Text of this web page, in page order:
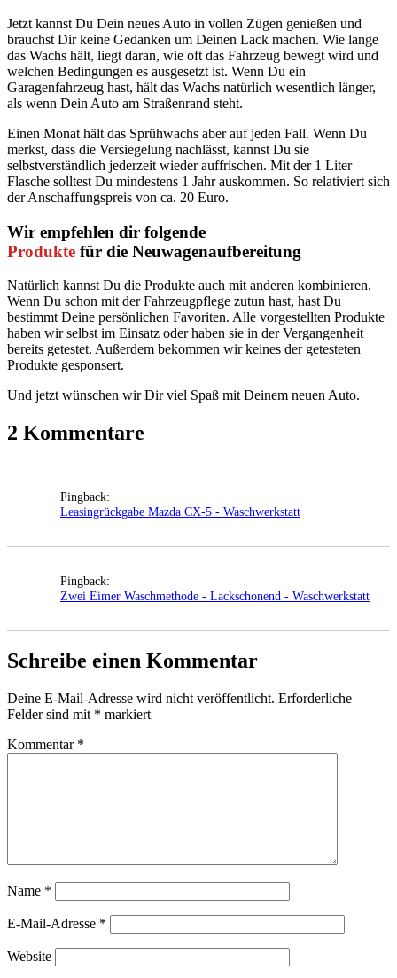
Jetzt kannst Du Dein neues Auto in vollen Zügen genießen und
brauchst Dir keine Gedanken um Deinen Lack machen. Wie lange
das Wachs hält, liegt daran, wie oft das Fahrzeug bewegt wird und
welchen Bedingungen es ausgesetzt ist. Wenn Du ein
Garagenfahrzeug hast, hält das Wachs natürlich wesentlich länger,
als wenn Dein Auto am Straßenrand steht.
Einen Monat hält das Sprühwachs aber auf jeden Fall. Wenn Du
merkst, dass die Versiegelung nachlässt, kannst Du sie
selbstverständlich jederzeit wieder auffrischen. Mit der 1 Liter
Flasche solltest Du mindestens 1 Jahr auskommen. So relativiert sich
der Anschaffungspreis von ca. 20 Euro.
Wir empfehlen dir folgende
Produkte für die Neuwagenaufbereitung
Natürlich kannst Du die Produkte auch mit anderen kombinieren.
Wenn Du schon mit der Fahrzeugpflege zutun hast, hast Du
bestimmt Deine persönlichen Favoriten. Alle vorgestellten Produkte
haben wir selbst im Einsatz oder haben sie in der Vergangenheit
bereits getestet. Außerdem bekommen wir keines der getesteten
Produkte gesponsert.
Und jetzt wünschen wir Dir viel Spaß mit Deinem neuen Auto.
2 Kommentare
Pingback:
Leasingrückgabe Mazda CX-5 - Waschwerkstatt
Pingback:
Zwei Eimer Waschmethode - Lackschonend - Waschwerkstatt
Schreibe einen Kommentar
Deine E-Mail-Adresse wird nicht veröffentlicht. Erforderliche
Felder sind mit * markiert
Kommentar *
Name *
E-Mail-Adresse *
Website